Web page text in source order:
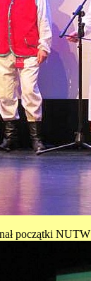
początki NUTW